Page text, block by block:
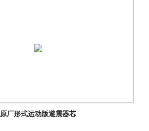
原厂形式运动版避震器芯